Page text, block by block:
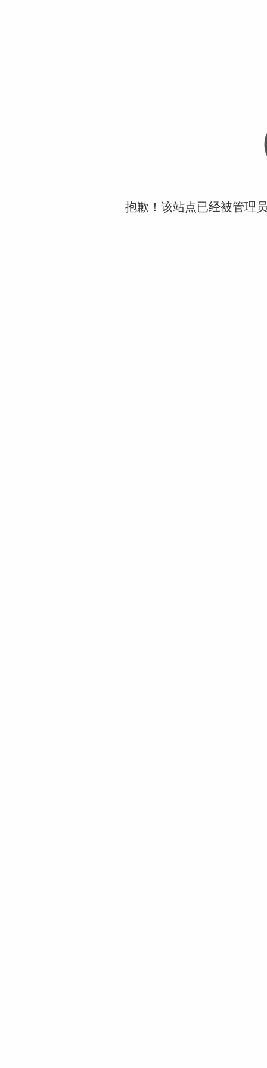
抱歉！该站点已经被管理